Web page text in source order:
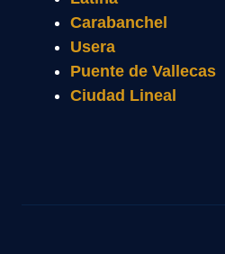
Carabanchel
Usera
Puente de Vallecas
Ciudad Lineal